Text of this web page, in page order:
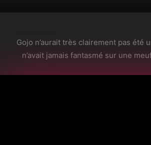
Gojo n’aurait très clairement pas été
n’avait jamais fantasmé sur une